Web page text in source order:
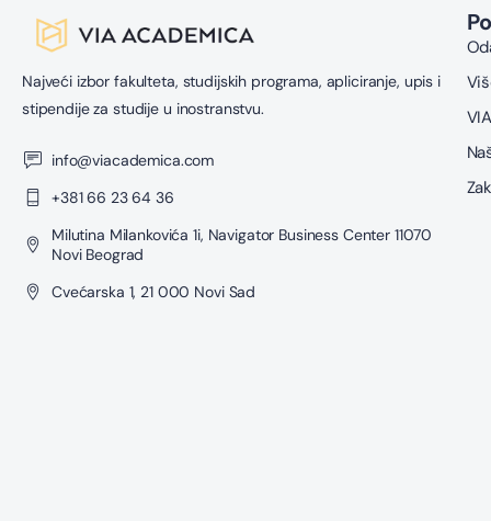
Najveći izbor fakulteta, studijskih programa, apliciranje, upis i
stipendije za studije u inostranstvu.
info@viacademica.com
+381 66 23 64 36
Milutina Milankovića 1i, Navigator Business Center 11070
Novi Beograd
Cvećarska 1, 21 000 Novi Sad